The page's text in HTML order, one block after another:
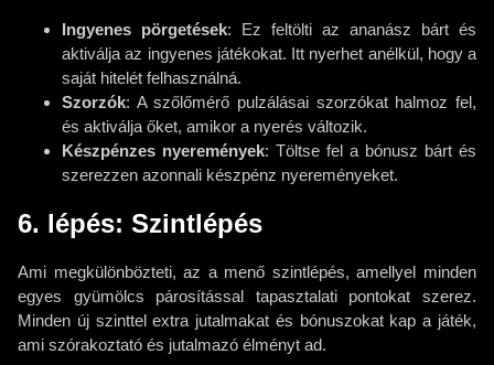
Ingyenes pörgetések: Ez feltölti az ananász bárt és
aktiválja az ingyenes játékokat. Itt nyerhet anélkül, hogy a
saját hitelét felhasználná.
Szorzók: A szőlőmérő pulzálásai szorzókat halmoz fel,
és aktiválja őket, amikor a nyerés változik.
Készpénzes nyeremények: Töltse fel a bónusz bárt és
szerezzen azonnali készpénz nyereményeket.
6. lépés: Szintlépés
Ami megkülönbözteti, az a menő szintlépés, amellyel minden
egyes gyümölcs párosítással tapasztalati pontokat szerez.
Minden új szinttel extra jutalmakat és bónuszokat kap a játék,
ami szórakoztató és jutalmazó élményt ad.